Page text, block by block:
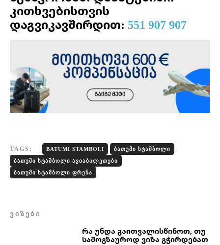
კითხვებისთვის
დაგვიკავშირდით: 551 907 907
TAGS: BATUMI STAMBOLI
ᲑᲐᲗᲣᲛᲘ ᲡᲢᲐᲛᲑᲝᲚᲘ
ᲑᲐᲗᲣᲛᲘ ᲡᲢᲐᲛᲑᲝᲚᲘ ᲐᲕᲘᲐᲑᲘᲚᲔᲗᲔᲑᲘ
ᲑᲐᲗᲣᲛᲘ ᲡᲢᲐᲛᲑᲝᲚᲘ ᲤᲠᲔᲜᲐ
ᲕᲘᲖᲔᲑᲘ
რა უნდა გაითვალისწინოთ, თუ
სამოგზაუროდ ვიზა გჭირდებათ